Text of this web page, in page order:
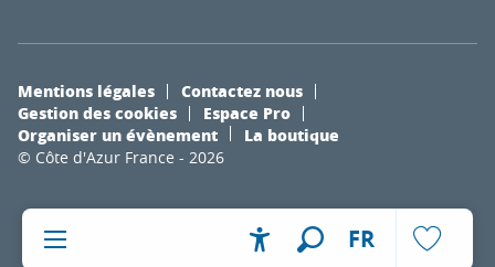
FR
© Côte d'Azur France - 2026
Mentions légales
Contactez nous
Gestion des cookies
Espace Pro
Organiser un évènement
La boutique